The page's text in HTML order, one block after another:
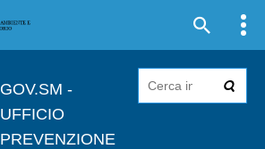
GOV.SM -
UFFICIO
PREVENZIONE